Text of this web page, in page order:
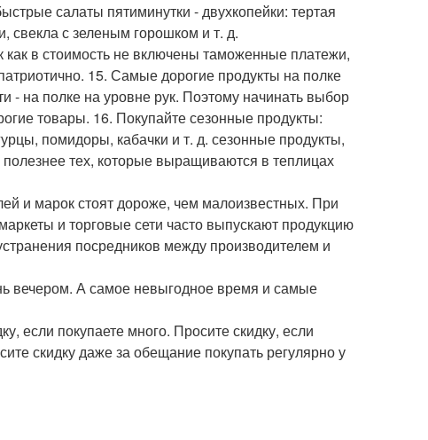
салаты пятиминутки - двухкопейки: тертая
свекла с зеленым горошком и т. д.
в стоимость не включены таможенные платежи,
15. Самые дорогие продукты на полке
- на полке на уровне рук. Поэтому начинать выбор
товары. 16. Покупайте сезонные продукты:
помидоры, кабачки и т. д. сезонные продукты,
тех, которые выращиваются в теплицах
и марок стоят дороже, чем малоизвестных. При
и торговые сети часто выпускают продукцию
посредников между производителем и
вечером. А самое невыгодное время и самые
если покупаете много. Просите скидку, если
скидку даже за обещание покупать регулярно у